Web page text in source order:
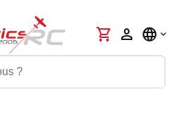
shopping_cart person language